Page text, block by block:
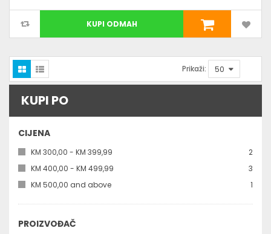
KUPI ODMAH
Prikaži:
KUPI PO
CIJENA
KM 300,00 - KM 399,99 2
KM 400,00 - KM 499,99 3
KM 500,00 and above 1
PROIZVOĐAČ